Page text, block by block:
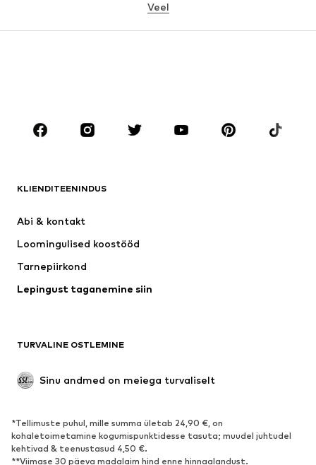
BRÄNDID
Nike Sportswear
SUPERFIT
Veel
KLIENDITEENINDUS
Abi & kontakt
Loomingulised koostööd
Tarnepiirkond
Lepingust taganemine siin
TURVALINE OSTLEMINE
Sinu andmed on meiega turvaliselt
*Tellimuste puhul, mille summa ületab 24,90 €, on
kohaletoimetamine kogumispunktidesse tasuta; muudel juhtudel
kehtivad & teenustasud 4,50 €.
**Viimase 30 päeva madalaim hind enne hinnaalandust.